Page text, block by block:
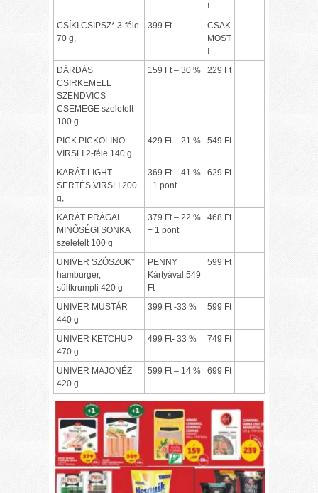
!
CSÍKI CSIPSZ* 3-féle
70 g,
399 Ft
CSAK
MOST
!
DÁRDÁS
CSIRKEMELL
SZENDVICS
CSEMEGE szeletelt
100 g
159 Ft – 30 % 229 Ft
PICK PICKOLINO
VIRSLI 2-féle 140 g
429 Ft – 21 % 549 Ft
KARÁT LIGHT
SERTÉS VIRSLI 200
g,
369 Ft – 41 %
+1 pont
629 Ft
KARÁT PRÁGAI
MINŐSÉGI SONKA
szeletelt 100 g
379 Ft – 22 %
+ 1 pont
468 Ft
UNIVER SZÓSZOK*
hamburger,
sültkrumpli 420 g
PENNY
Kártyával:549
Ft
599 Ft
UNIVER MUSTÁR
440 g
399 Ft -33 % 599 Ft
UNIVER KETCHUP
470 g
499 Ft- 33 % 749 Ft
UNIVER MAJONÉZ
420 g
599 Ft – 14 % 699 Ft